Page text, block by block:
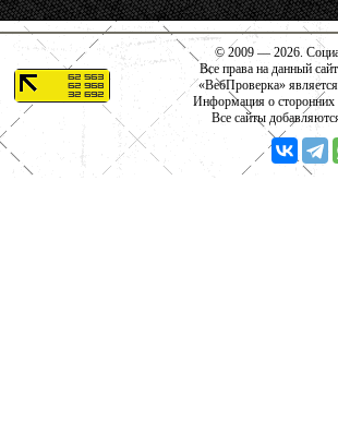
© 2009 — 2026.
Все права на данный
«ВебПроверка»
Информация о сторонних
Все сайты